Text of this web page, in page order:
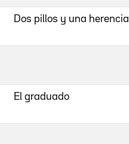
Dos pillos y una herencia
El graduado